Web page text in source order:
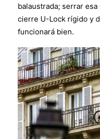
balaustrada; serrar
cierre U-Lock rígido y
funcionará bien.